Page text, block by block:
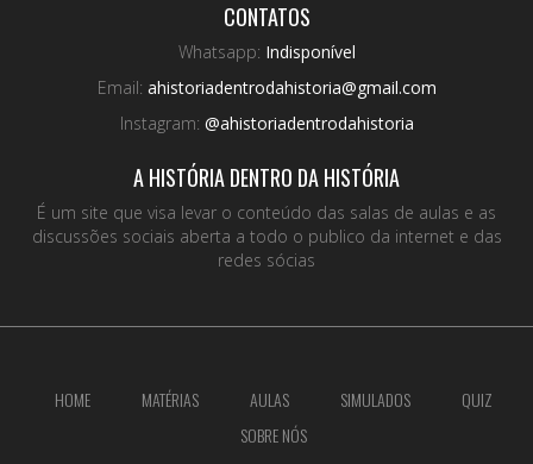
CONTATOS
Whatsapp: Indisponível
Email: ahistoriadentrodahistoria@gmail.com
Instagram: @ahistoriadentrodahistoria
A HISTÓRIA DENTRO DA HISTÓRIA
É um site que visa levar o conteúdo das salas de aulas e as
discussões sociais aberta a todo o publico da internet e das
redes sócias
HOME MATÉRIAS AULAS SIMULADOS
QUIZ
SOBRE NÓS